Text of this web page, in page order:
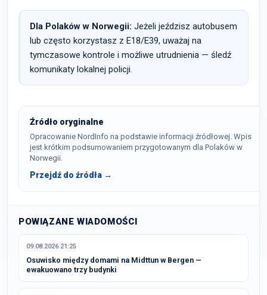
Dla Polaków w Norwegii: Jeżeli jeździsz autobusem
lub często korzystasz z E18/E39, uważaj na
tymczasowe kontrole i możliwe utrudnienia — śledź
komunikaty lokalnej policji.
Źródło oryginalne
Opracowanie NordInfo na podstawie informacji źródłowej. Wpis
jest krótkim podsumowaniem przygotowanym dla Polaków w
Norwegii.
Przejdź do źródła →
POWIĄZANE WIADOMOŚCI
09.08.2026 21:25
Osuwisko między domami na Midttun w Bergen —
ewakuowano trzy budynki